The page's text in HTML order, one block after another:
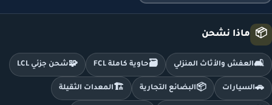
📦 ماذا نشحن
🛋️العفش والأثاث المنزلي 🗃️حاوية كاملة FCL 🧩شحن جزئي LCL
🚗السيارات 📦البضائع التجارية 🏗️المعدات الثقيلة